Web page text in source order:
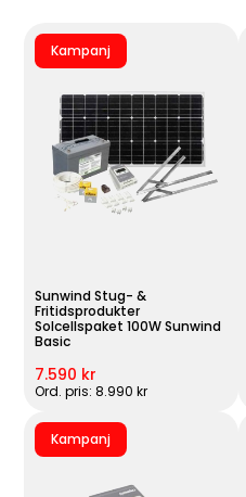
Kampanj
Sunwind Stug- &
Fritidsprodukter
Solcellspaket 100W Sunwind
Basic
7.590 kr
Ord. pris: 8.990 kr
Kampanj